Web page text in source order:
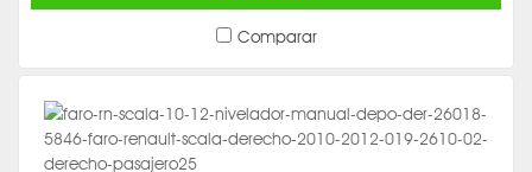
Comparar